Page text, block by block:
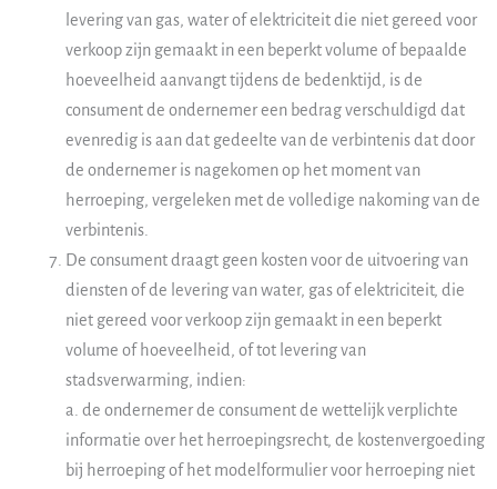
levering van gas, water of elektriciteit die niet gereed voor
verkoop zijn gemaakt in een beperkt volume of bepaalde
hoeveelheid aanvangt tijdens de bedenktijd, is de
consument de ondernemer een bedrag verschuldigd dat
evenredig is aan dat gedeelte van de verbintenis dat door
de ondernemer is nagekomen op het moment van
herroeping, vergeleken met de volledige nakoming van de
verbintenis.
De consument draagt geen kosten voor de uitvoering van
diensten of de levering van water, gas of elektriciteit, die
niet gereed voor verkoop zijn gemaakt in een beperkt
volume of hoeveelheid, of tot levering van
stadsverwarming, indien:
a. de ondernemer de consument de wettelijk verplichte
informatie over het herroepingsrecht, de kostenvergoeding
bij herroeping of het modelformulier voor herroeping niet